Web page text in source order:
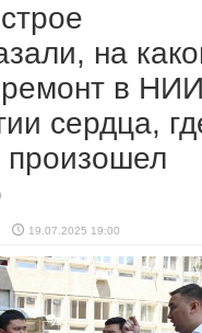
на
ремонт в НИИ
сердца,
произошел
19.07.2025 19:00